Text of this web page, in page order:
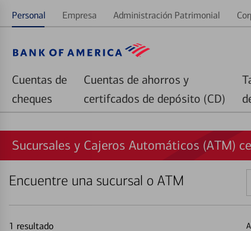
Personal Empresa Administración Patrimonial
Cuentas de
cheques
Cuentas de ahorros y
certifcados de depósito (CD)
Sucursales y Cajeros Automáticos (ATM)
Encuentre una sucursal o ATM
1 resultado